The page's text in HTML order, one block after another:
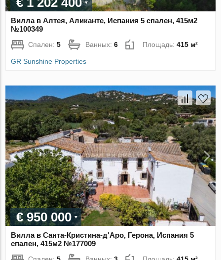
Вилла в Алтея, Аликанте, Испания 5 спален, 415м2
№100349
Спален:5 Ванных:6 Площадь:415 м²
GR Sunshine Properties
€ 950 000
Вилла в Санта-Кристина-д'Аро, Герона, Испания 5
спален, 415м2 №177009